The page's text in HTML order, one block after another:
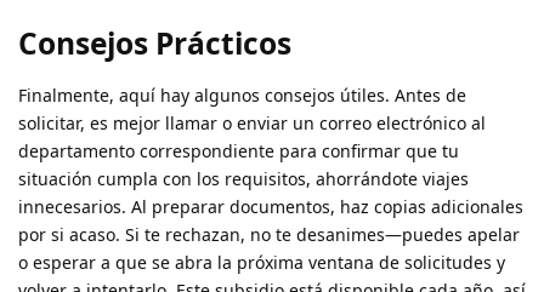
Consejos Prácticos
Finalmente, aquí hay algunos consejos útiles. Antes de
solicitar, es mejor llamar o enviar un correo electrónico al
departamento correspondiente para confirmar que tu
situación cumpla con los requisitos, ahorrándote viajes
innecesarios. Al preparar documentos, haz copias adicionales
por si acaso. Si te rechazan, no te desanimes—puedes apelar
o esperar a que se abra la próxima ventana de solicitudes y